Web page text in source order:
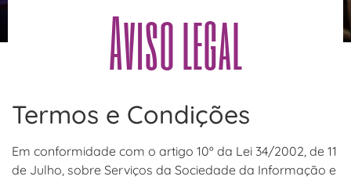
Aviso legal
Termos e Condições
Em conformidade com o artigo 10º da Lei 34/2002, de 11
de Julho, sobre Serviços da Sociedade da Informação e